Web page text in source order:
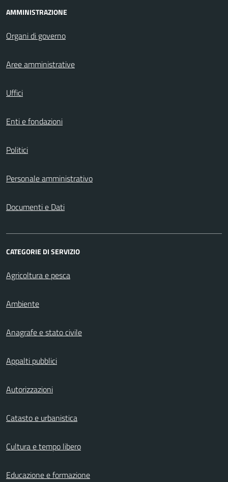
AMMINISTRAZIONE
Organi di governo
Aree amministrative
Uffici
Enti e fondazioni
Politici
Personale amministrativo
Documenti e Dati
CATEGORIE DI SERVIZIO
Agricoltura e pesca
Ambiente
Anagrafe e stato civile
Appalti pubblici
Autorizzazioni
Catasto e urbanistica
Cultura e tempo libero
Educazione e formazione